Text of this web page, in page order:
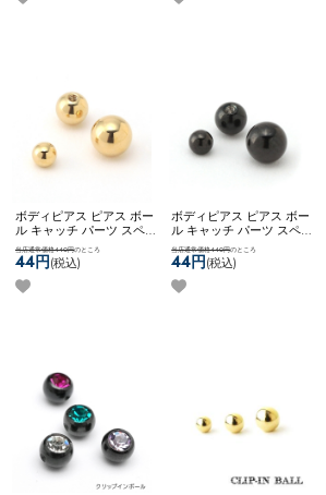
ボディピアス ピアス ボー
ル キャッチ パーツ スペ
アネジ ゴールド シンプル
アレンジ カスタム ネコポ
スOK 【16G＆18G共通ネ
ジ】 スペアボールネジ
当店通常価格440円のところ
44円(税込)
ボディピアス ピアス ボー
ル キャッチ パーツ スペ
アネジ 黒 ブラック black
シンプル アレンジ カスタ
ム ネコポスOK
18G共通ネジ】 スペアボ
当店通常価格440円のところ
44円(税込)